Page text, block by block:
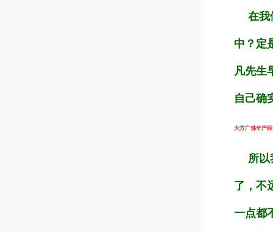
在我
中？定
凡先生
自己确
大方广佛华严
所以
了，不
一点都